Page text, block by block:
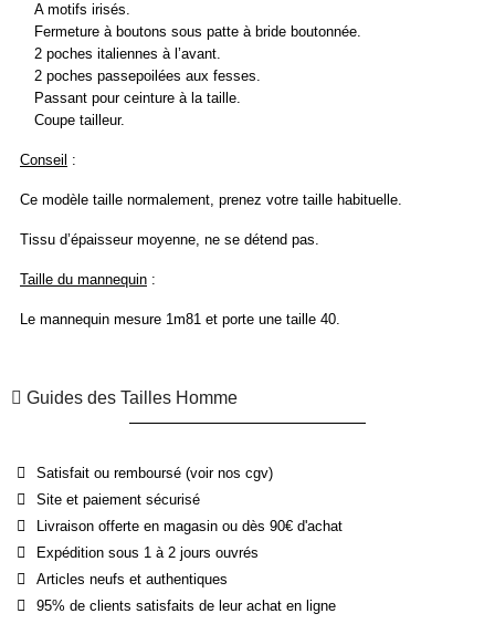
A motifs irisés.
Fermeture à boutons sous patte à bride boutonnée.
2 poches italiennes à l’avant.
2 poches passepoilées aux fesses.
Passant pour ceinture à la taille.
Coupe tailleur.
Conseil :
Ce modèle taille normalement, prenez votre taille habituelle.
Tissu d’épaisseur moyenne, ne se détend pas.
Taille du mannequin :
Le mannequin mesure 1m81 et porte une taille 40.
Guides des Tailles Homme
Satisfait ou remboursé (voir nos cgv)
Site et paiement sécurisé
Livraison offerte en magasin ou dès 90€ d'achat
Expédition sous 1 à 2 jours ouvrés
Articles neufs et authentiques
95% de clients satisfaits de leur achat en ligne